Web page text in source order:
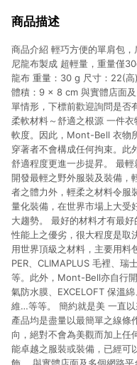
台灣樂天市場，並在同一瀏覽
市場 45 天內完成訂單出貨及結
使用APP、或中途瀏覽比價
由網頁版(電腦版/手機版網頁)
無法進行 LINE POINTS 回饋。 (5) LINE 購物為購物資訊整
平台，商品資料更新會有時間
位、贈品與台灣樂天市場銷售
(6) 導購訂單已逾 365 天，根
不符合回饋資格。 (7) 若上述或其他原因，致使消費者無接收到
點數回饋或點數回饋有爭議，
追訴之權利，活動詳情以樂天
商品描述
商品介紹 輕巧方便的單肩包
尼龍布製成 超輕量，重量僅
龍布 重量：30 g 尺寸：22(
體積：9 × 8 cm 與實體店面
單情形，下標前歡迎詢問是
柔軟材料～舒適之根源 一件
軟度。因此，Mont-Bell 衣物
穿著者不會構成任何拘束。
舒適程度更進一步提昇。 最
開發最輕之野外服裝及裝備，
者之體力外，輕柔之材料令
量化裝備，在世界市場上大受
大趨勢。 最好的材料才有最
性能上之優劣，很大程度是
用世界頂級之材料，主要用料
PER、CLIMAPLUS 毛裡、
等。此外，Mont-Bell亦自行
氣防水膜、EXCELOFT 保溫
維…等等。 簡約就是美 一直
產品均是盡量以最簡單之線條
向，絕對不會為美觀而加上
能卓越之服裝或裝備，已經可